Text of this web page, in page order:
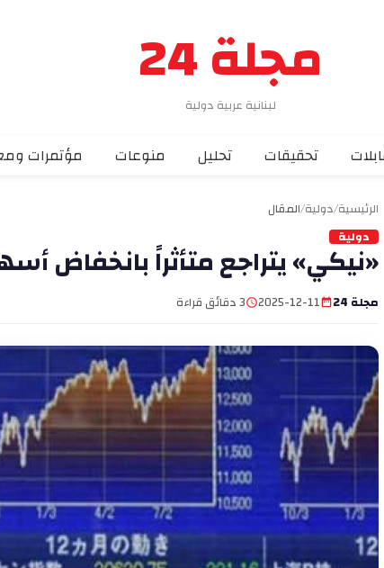
مجلة 24
لبنانية عربية دولية
تحقيقات تحليل منوعات مؤتمرات
الرئيسية/دولية/المقال
دولية
«نيكي» يتراجع متأثراً بانخفاض
مجلة 24 2025-12-11 3 دقائق قراءة